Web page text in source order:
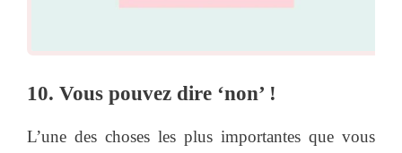
10. Vous pouvez dire ‘non’ !
L’une des choses les plus importantes que vous